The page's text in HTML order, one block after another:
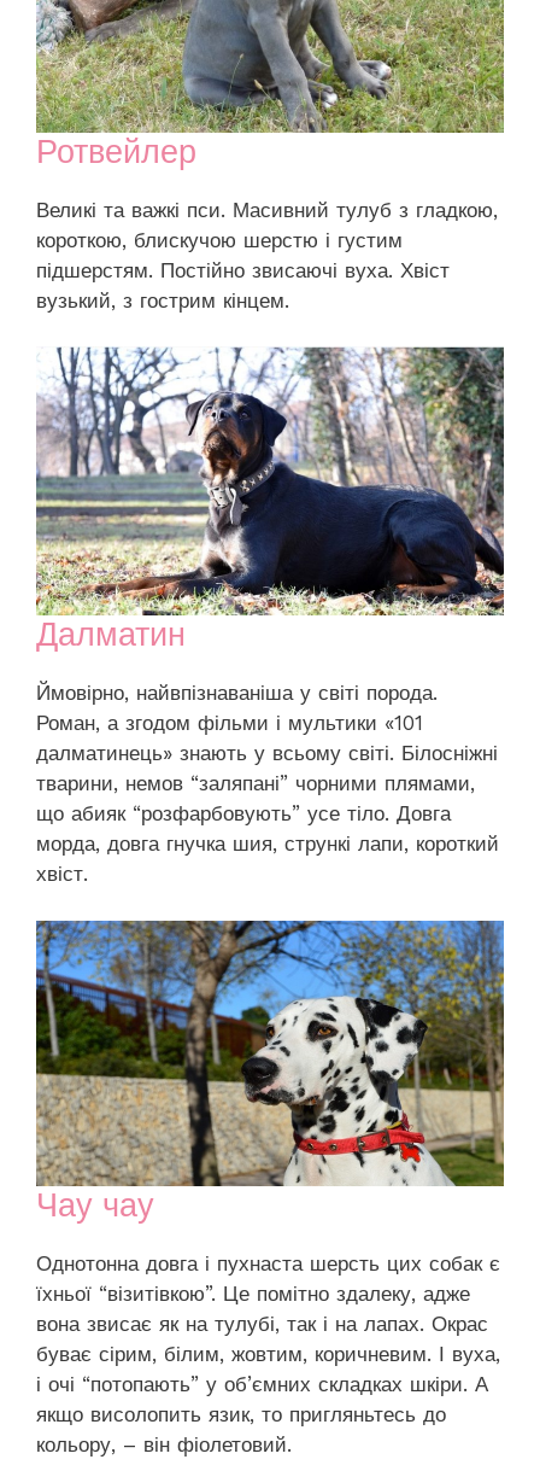
Ротвейлер
Великі та важкі пси. Масивний тулуб з гладкою,
короткою, блискучою шерстю і густим
підшерстям. Постійно звисаючі вуха. Хвіст
вузький, з гострим кінцем.
Далматин
Ймовірно, найвпізнаваніша у світі порода.
Роман, а згодом фільми і мультики «101
далматинець» знають у всьому світі. Білосніжні
тварини, немов “заляпані” чорними плямами,
що абияк “розфарбовують” усе тіло. Довга
морда, довга гнучка шия, стрункі лапи, короткий
хвіст.
Чау чау
Однотонна довга і пухнаста шерсть цих собак є
їхньої “візитівкою”. Це помітно здалеку, адже
вона звисає як на тулубі, так і на лапах. Окрас
буває сірим, білим, жовтим, коричневим. І вуха,
і очі “потопають” у об’ємних складках шкіри. А
якщо висолопить язик, то пригляньтесь до
кольору, – він фіолетовий.